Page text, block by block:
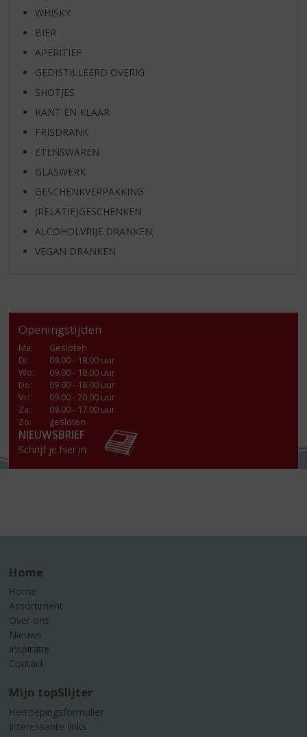
WHISKY
BIER
APERITIEF
GEDISTILLEERD OVERIG
SHOTJES
KANT EN KLAAR
FRISDRANK
ETENSWAREN
GLASWERK
GESCHENKVERPAKKING
(RELATIE)GESCHENKEN
ALCOHOLVRIJE DRANKEN
VEGAN DRANKEN
Openingstijden
Ma:
Gesloten
Di:
09.00 - 18.00 uur
Wo:
09.00 - 18.00 uur
Do:
09.00 - 18.00 uur
Vr:
09.00 - 20.00 uur
Za:
09.00 - 17.00 uur
Zo:
gesloten
NIEUWSBRIEF
Schrijf je hier in
Home
Home
Assortiment
Over ons
Nieuws
Inspiratie
Contact
Mijn topSlijter
Herroepingsformulier
Interessante links